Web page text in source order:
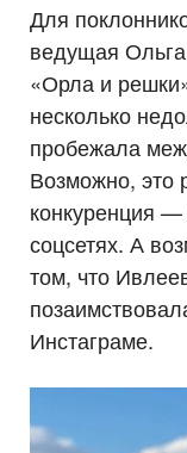
Для
ведущая
«Орла и
несколько
пробежала
Возможно, это
конкуренция
соцсетях. А
том, что
Инстаграме.